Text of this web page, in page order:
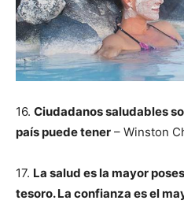
16. Ciudadanos saludables
país puede tener – Winston
17. La salud es la mayor
tesoro. La confianza es el